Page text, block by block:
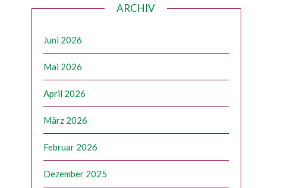
ARCHIV
Juni 2026
Mai 2026
April 2026
März 2026
Februar 2026
Dezember 2025